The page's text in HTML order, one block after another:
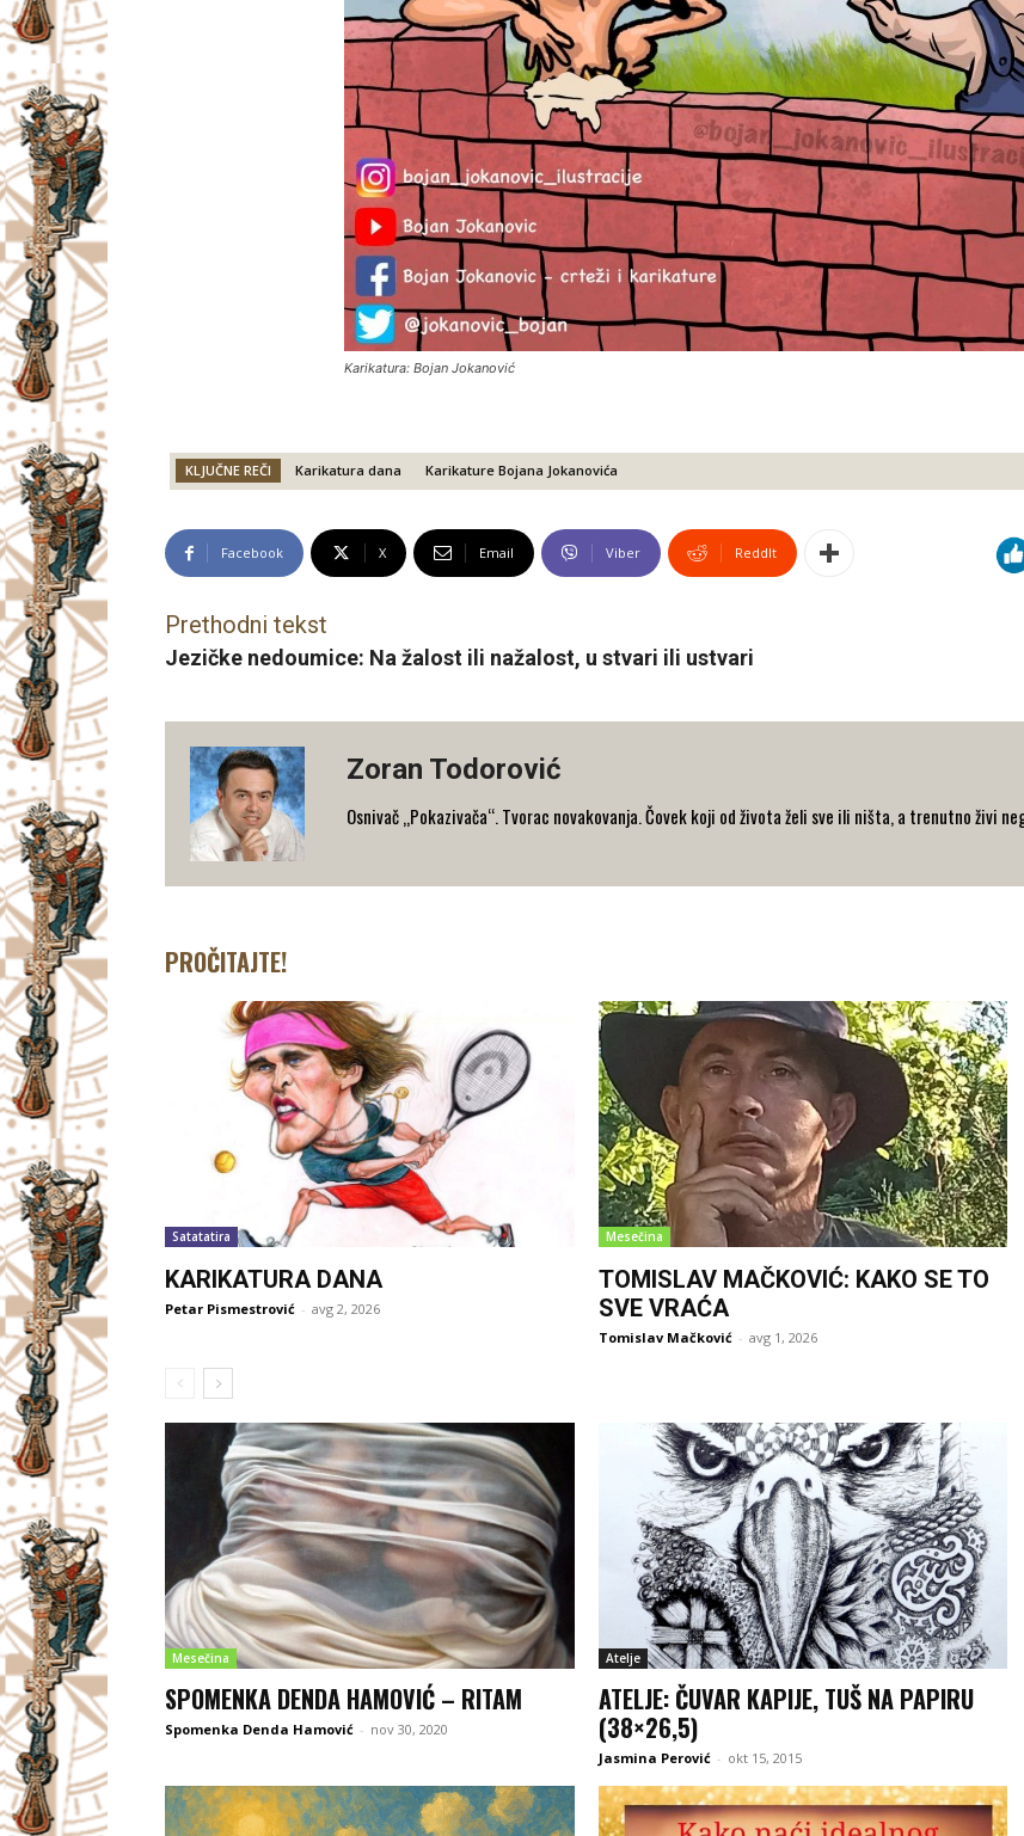
Karikatura: Bojan Jokanović
KLJUČNE REČI Karikatura dana Karikature Bojana Jokanovića
Facebook X Email Viber ReddIt
Prethodni tekst
Jezičke nedoumice: Na žalost ili nažalost, u stvari ili ustvari
Zoran Todorović
Osnivač „Pokazivača“. Tvorac novakovanja. Čovek koji od života želi sve ili ništa, a trenutno živi
PROČITAJTE!
Satatatira
KARIKATURA DANA
Petar Pismestrović - avg 2, 2026
Mesečina
TOMISLAV MAČKOVIĆ: KAKO SE TO
SVE VRAĆA
Tomislav Mačković - avg 1, 2026
Mesečina
SPOMENKA DENDA HAMOVIĆ – RITAM
Spomenka Denda Hamović - nov 30, 2020
Atelje
ATELJE: ČUVAR KAPIJE, TUŠ NA PAPIRU
(38×26,5)
Jasmina Perović - okt 15, 2015